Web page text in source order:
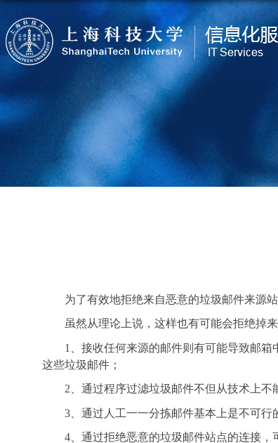
为了有效地拒绝来自恶意的垃圾邮件来源
虽然从理论上说，这样也有可能会拒绝掉
1
、接收任何来源的邮件则有可能导致邮
这些垃圾邮件；
2 、通过程序过滤垃圾邮件不但从技术上
3 、通过人工一一分拣邮件基本上是不可
4 、通过拒绝恶意的垃圾邮件站点的连接